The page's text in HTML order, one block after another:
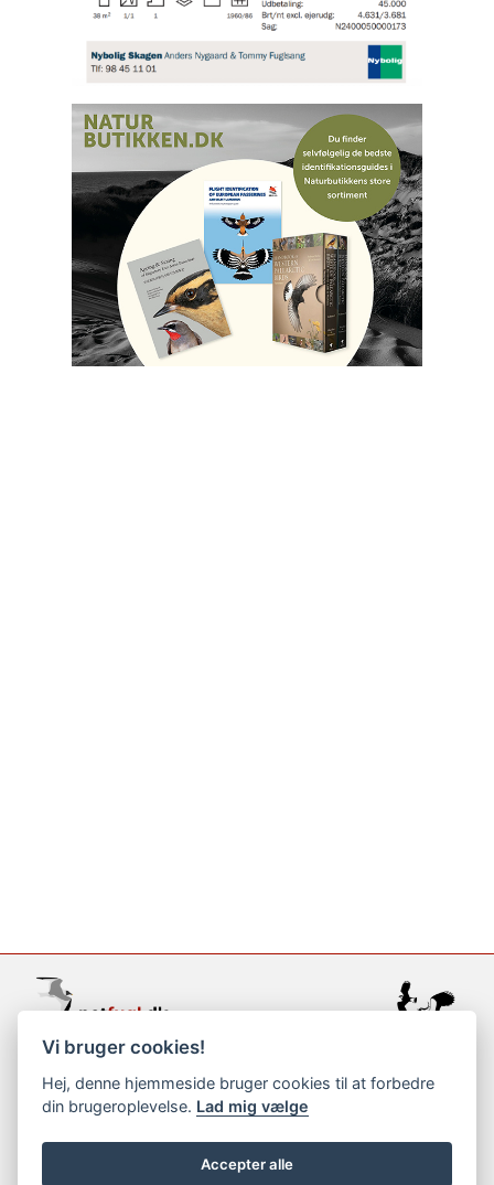
support@netfugl.dk
copyright © 2002-2023
Vi bruger cookies!
Hej, denne hjemmeside bruger cookies til at forbedre
din brugeroplevelse. Lad mig vælge
Accepter alle